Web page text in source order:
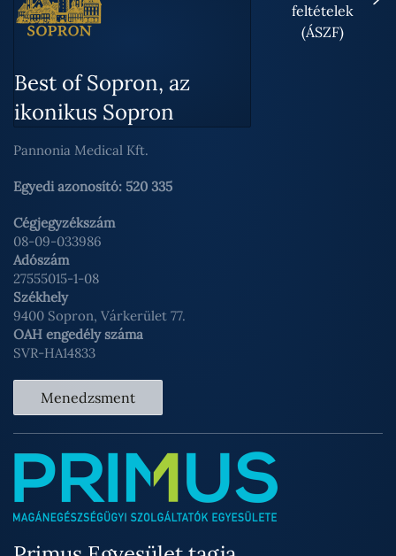
Best of Sopron, az
ikonikus Sopron
feltételek
(ÁSZF)
Pannonia Medical Kft.
Egyedi azonosító: 520 335
Cégjegyzékszám
08-09-033986
Adószám
27555015-1-08
Székhely
9400 Sopron, Várkerület 77.
OAH engedély száma
SVR-HA14833
Menedzsment